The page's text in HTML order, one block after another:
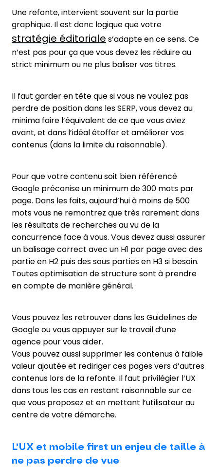
Une refonte, intervient souvent sur la partie
graphique. Il est donc logique que votre
stratégie éditoriale s’adapte en ce sens. Ce
n’est pas pour ça que vous devez les réduire au
strict minimum ou ne plus baliser vos titres.
Il faut garder en tête que si vous ne voulez pas
perdre de position dans les SERP, vous devez au
minima faire l’équivalent de ce que vous aviez
avant, et dans l’idéal étoffer et améliorer vos
contenus (dans la limite du raisonnable).
Pour que votre contenu soit bien référencé
Google préconise un minimum de 300 mots par
page. Dans les faits, aujourd’hui à moins de 500
mots vous ne remontrez que très rarement dans
les résultats de recherches au vu de la
concurrence face à vous. Vous devez aussi assurer
un balisage correct avec un H1 par page avec des
partie en H2 puis des sous parties en H3 si besoin.
Toutes optimisation de structure sont à prendre
en compte de manière général.
Vous pouvez les retrouver dans les Guidelines de
Google ou vous appuyer sur le travail d’une
agence pour vous aider.
Vous pouvez aussi supprimer les contenus à faible
valeur ajoutée et rediriger ces pages vers d’autres
contenus lors de la refonte. Il faut privilégier l’UX
dans tous les cas en restant raisonnable sur ce
que vous proposez et en mettant l’utilisateur au
centre de votre démarche.
L’UX et mobile first un enjeu de taille à
ne pas perdre de vue